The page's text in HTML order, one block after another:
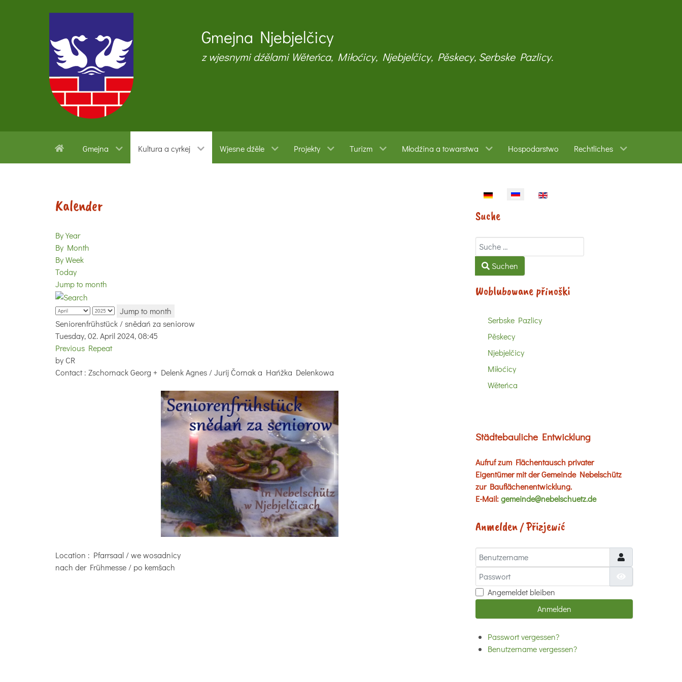
Gmejna Njebjelčicy
z wjesnymi dźělami Wěteńca, Miłoćicy, Njebjelčicy, Pěskecy, Serbske Pazlicy.
Gmejna Kultura a cyrkej Wjesne dźěle Projekty Turizm Młodźina a towarstwa Hospodarstwo Rechtliches
Kalender
By Year
By Month
By Week
Today
Jump to month
Jump to month
Seniorenfrühstück / snědań za seniorow
Tuesday, 02. April 2024, 08:45
Previous Repeat
by CR
Contact: Zschornack Georg + Delenk Agnes / Jurij Čornak a Hańžka Delenkowa
Location : Pfarrsaal / we wosadnicy
nach der Frühmesse / po kemšach
Sprache auswählen
Suche
Suchen
Suchen
Woblubowane přinoški
Serbske Pazlicy
Pěskecy
Njebjelčicy
Miłoćicy
Wěteńca
Städtebauliche Entwicklung
Aufruf zum Flächentausch privater
Eigentümer mit der Gemeinde Nebelschütz
zur Bauflächenentwicklung.
E-Mail:gemeinde@nebelschuetz.de
Anmelden / Přizjewić
Benutzername
Passwort
Angemeldet bleiben
Anmelden
Passwort vergessen?
Benutzername vergessen?